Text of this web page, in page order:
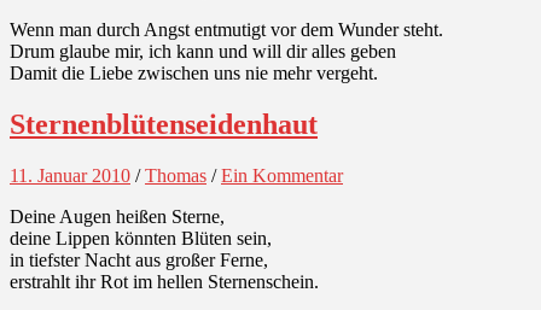
Wenn man durch Angst entmutigt vor dem Wunder steht.
Drum glaube mir, ich kann und will dir alles geben
Damit die Liebe zwischen uns nie mehr vergeht.
Sternenblütenseidenhaut
11. Januar 2010 /Thomas /Ein Kommentar
Deine Augen heißen Sterne,
deine Lippen könnten Blüten sein,
in tiefster Nacht aus großer Ferne,
erstrahlt ihr Rot im hellen Sternenschein.